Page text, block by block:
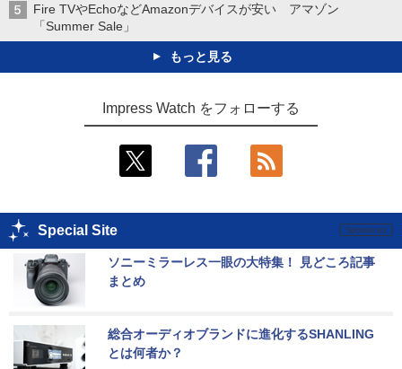
Fire TVやEchoなどAmazonデバイスが安い アマゾン
「Summer Sale」
もっと見る
Impress Watch をフォローする
Special Site
ソニーミラーレス一眼の大特集！ 見どころ記事
まとめ
総合オーディオブランドに進化するSHANLING
とは何者か？